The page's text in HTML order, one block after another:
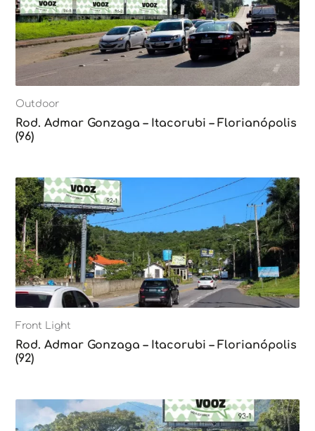
Outdoor
Rod. Admar Gonzaga – Itacorubi – Florianópolis
(96)
Front Light
Rod. Admar Gonzaga – Itacorubi – Florianópolis
(92)